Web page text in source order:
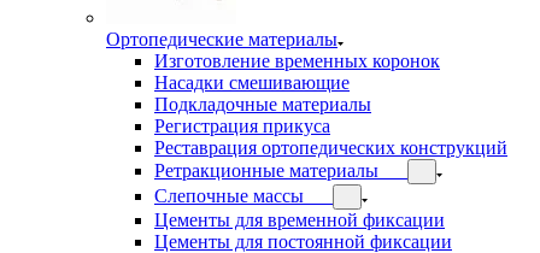
Ортопедические материалы
Изготовление временных коронок
Насадки смешивающие
Подкладочные материалы
Регистрация прикуса
Реставрация ортопедических конструкций
Ретракционные материалы
Слепочные массы
Цементы для временной фиксации
Цементы для постоянной фиксации